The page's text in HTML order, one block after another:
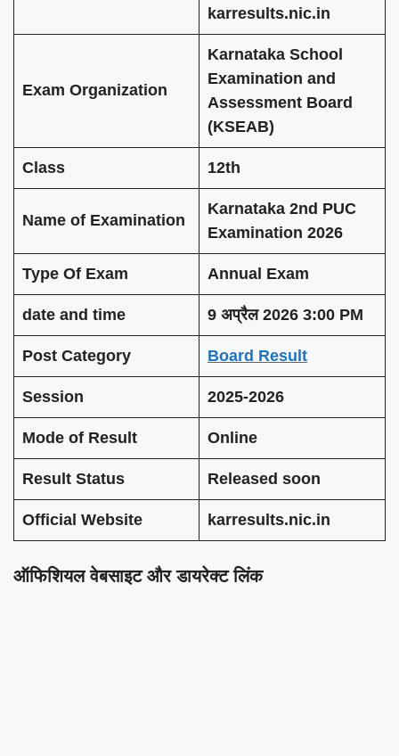
karresults.nic.in
Exam Organization
Karnataka School
Examination and
Assessment Board
(KSEAB)
Class 12th
Name of Examination
Karnataka 2nd PUC
Examination 2026
Type Of Exam Annual Exam
date and time 9 अप्रैल 2026 3:00 PM
Post Category Board Result
Session 2025-2026
Mode of Result Online
Result Status Released soon
Official Website karresults.nic.in
ऑफिशियल वेबसाइट और डायरेक्ट लिंक